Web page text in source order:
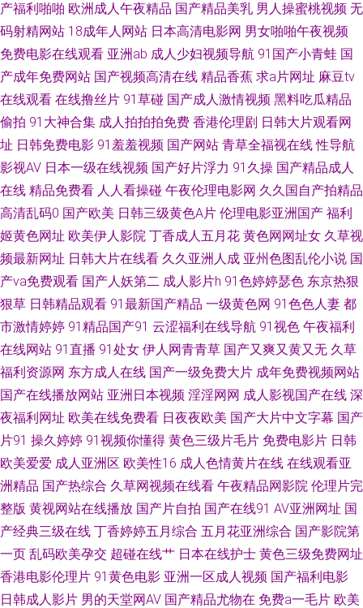
人午夜福利 欧美激情影院 无码卡呢添一点 91蜜桃网址 超碰大香蕉av 韩国成
a韩国免费 欧美另类极度 午夜福利404 91迷奸在线 变态另类先锋 欧美A片网
婷婷伊人网 91青青艹 超碰啪啪在线 欧美色逼 韩国伪娘TS网站 青青草原av
午夜福制 91九色国产 果冻传媒一级A片 五月花导航 99三级伦理片网 久久97
影院 日韩肏逼片网站 18网页禁解衣 国产h片在线下载 九一亚洲网站 欧美色
中色影视 亚洲色图传媒 www国产色片 欧美性交一二三区 午夜操逼剧场 91
熟女视频网站 成人电影92福利 欧美人zozo特 天堂男人av 91爱爱 AV偷拍偷
窥 老湿影院在线观看 亚洲免费成人片 成人福利软件导航 精品人妻密屁91 欧
美少妇裸体 四虎影城老司机 91n免费在线 草莓视频18 韩国美女主播青草 日
产在线网址 欧美色图天堂在线 亚洲情色1区2区 草莓视频导航 九一激情影院
三级片链接 自慰成人 成人电影AV 后入美女的网站 欧亚A片 午夜福利导航网
站 91性福 福利91视频 狼人综合AV 五月缴激情网站 97无码视频 国产成人伊
人 老司机av综合网 日韩欧美国产精品 91传媒合集 超碰97青青草 黄色精品网
欧美综合婷婷 91大神五区 超碰在线97国产 久久草精品视频 欧美日韩A片 老
产福利啪啪 欧洲成人午夜精品 国产精品美乳 男人操蜜桃视频 无
码射精网站 18成年人网站 日本高清电影网 男女啪啪午夜视频
免费电影在线观看 亚洲ab 成人少妇视频导航 91国产小青蛙 国
产成年免费网站 国产视频高清在线 精品香蕉 求a片网址 麻豆tv
在线观看 在线撸丝片 91草碰 国产成人激情视频 黑料吃瓜精品
偷拍 91大神合集 成人拍拍拍免费 香港伦理剧 日韩大片观看网
址 日韩免费电影 91羞羞视频 国产网站 青草全福视在线 性导航
影视AV 日本一级在线视频 国产好片浮力 91久操 国产精品成人
在线 精品免费看 人人看操碰 午夜伦理电影网 久久国自产拍精品
高清乱码0 国产欧美 日韩三级黄色A片 伦理电影亚洲国产 福利
姬黄色网址 欧美伊人影院 丁香成人五月花 黄色网网址女 久草视
频最新网址 日韩大片在线看 久久亚洲人成 亚州色图乱伦小说 国
产va免费观看 国产人妖第二 成人影片h 91色婷婷瑟色 东京热狠
狠草 日韩精品观看 91最新国产精品 一级黄色网 91色色人妻 都
市激情婷婷 91精品国产91 云涩福利在线导航 91视色 午夜福利
在线网站 91直播 91处女 伊人网青青草 国产又爽又黄又无 久草
福利资源网 东方成人在线 国产一级免费大片 成年免费视频网站
国产在线播放网站 亚洲日本视频 淫淫网网 成人影视国产在线 深
夜福利网址 欧美在线免费看 日夜夜欧美 国产大片中文字幕 国产
片91 操久婷婷 91视频你懂得 黄色三级片毛片 免费电影片 日韩
欧美爱爱 成人亚洲区 欧美性16 成人色情黄片在线 在线观看亚
洲精品 国产热综合 久草网视频在线看 午夜精品网影院 伦理片完
整版 黄视网站在线播放 国产片自拍 国产在线91 AV亚洲网址 国
产经典三级在线 丁香婷婷五月综合 五月花亚洲综合 国产影院第
一页 乱码欧美孕交 超碰在线艹 日本在线护士 黄色三级免费网址
香港电影伦理片 91黄色电影 亚洲一区成人视频 国产福利电影
日韩成人影片 男的天堂网AV 国产精品尤物在 免费a一毛片 欧美